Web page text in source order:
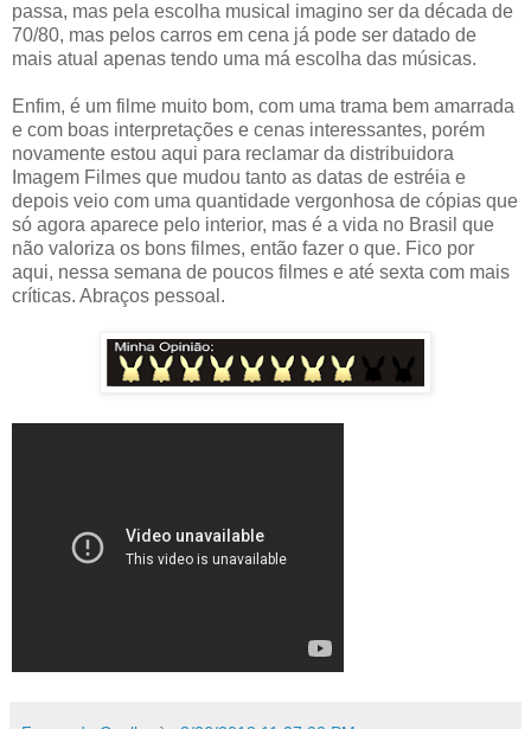
passa, mas pela escolha musical imagino ser da década de
70/80, mas pelos carros em cena já pode ser datado de
mais atual apenas tendo uma má escolha das músicas.
Enfim, é um filme muito bom, com uma trama bem amarrada
e com boas interpretações e cenas interessantes, porém
novamente estou aqui para reclamar da distribuidora
Imagem Filmes que mudou tanto as datas de estréia e
depois veio com uma quantidade vergonhosa de cópias que
só agora aparece pelo interior, mas é a vida no Brasil que
não valoriza os bons filmes, então fazer o que. Fico por
aqui, nessa semana de poucos filmes e até sexta com mais
críticas. Abraços pessoal.